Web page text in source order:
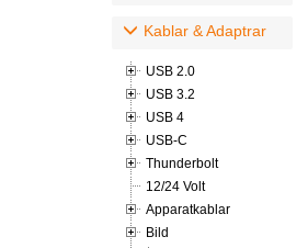
Kablar & Adaptrar
USB 2.0
USB 3.2
USB 4
USB-C
Thunderbolt
12/24 Volt
Apparatkablar
Bild